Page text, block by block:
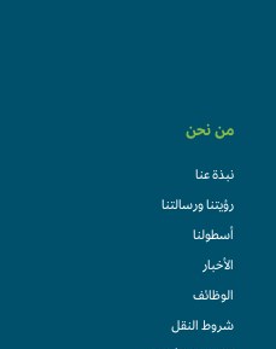
من نحن
نبذة عنا
رؤيتنا ورسالتنا
أسطولنا
الأخبار
الوظائف
شروط النقل